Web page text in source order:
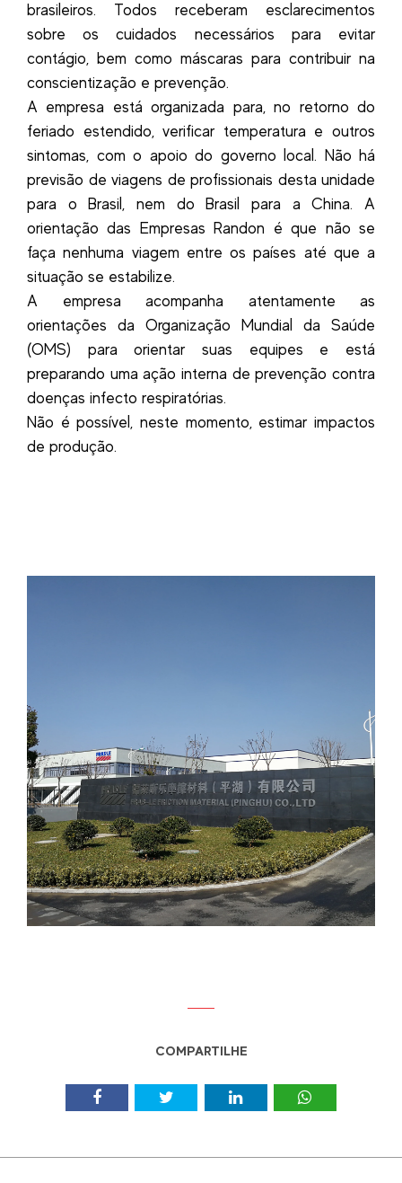
brasileiros. Todos receberam esclarecimentos
sobre os cuidados necessários para evitar
contágio, bem como máscaras para contribuir na
conscientização e prevenção.
A empresa está organizada para, no retorno do
feriado estendido, verificar temperatura e outros
sintomas, com o apoio do governo local. Não há
previsão de viagens de profissionais desta unidade
para o Brasil, nem do Brasil para a China. A
orientação das Empresas Randon é que não se
faça nenhuma viagem entre os países até que a
situação se estabilize.
A empresa acompanha atentamente as
orientações da Organização Mundial da Saúde
(OMS) para orientar suas equipes e está
preparando uma ação interna de prevenção contra
doenças infecto respiratórias.
Não é possível, neste momento, estimar impactos
de produção.
COMPARTILHE